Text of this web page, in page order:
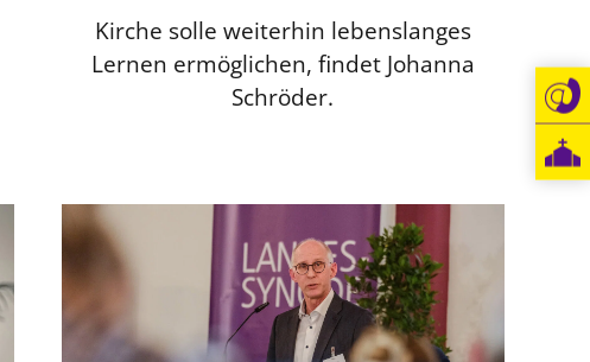
Kirche solle weiterhin lebenslanges
Lernen ermöglichen, findet Johanna
Schröder.